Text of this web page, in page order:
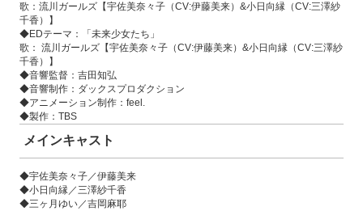
歌：流川ガールズ【宇佐美奈々子（CV:伊藤美来）&小日向縁（CV:三澤紗
千香）】
◆EDテーマ：「未来少女たち」
歌： 流川ガールズ【宇佐美奈々子（CV:伊藤美来）&小日向縁（CV:三澤紗
千香）】
◆音響監督：吉田知弘
◆音響制作：ダックスプロダクション
◆アニメーション制作：feel.
◆製作：TBS
メインキャスト
◆宇佐美奈々子／伊藤美来
◆小日向縁／三澤紗千香
◆三ヶ月ゆい／吉岡麻耶